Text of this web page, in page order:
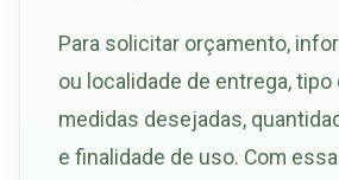
Para solicitar orçamento,
ou localidade de entrega, tipo
medidas desejadas,
e finalidade de uso. Com